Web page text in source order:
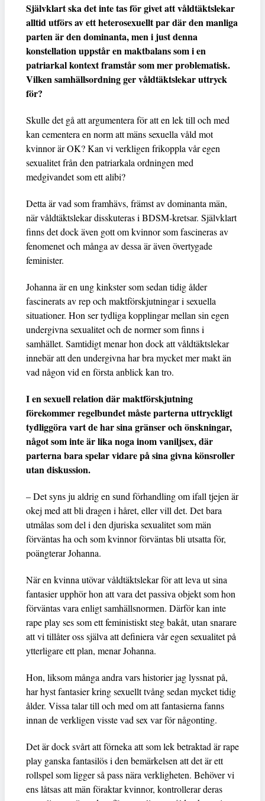
Självklart ska det inte tas för givet att våldtäktslekar
alltid utförs av ett heterosexuellt par där den manliga
parten är den dominanta, men i just denna
konstellation uppstår en maktbalans som i en
patriarkal kontext framstår som mer problematisk.
Vilken samhällsordning ger våldtäktslekar uttryck
för?
Skulle det gå att argumentera för att en lek till och med
kan cementera en norm att mäns sexuella våld mot
kvinnor är OK? Kan vi verkligen frikoppla vår egen
sexualitet från den patriarkala ordningen med
medgivandet som ett alibi?
Detta är vad som framhävs, främst av dominanta män,
när våldtäktslekar disskuteras i BDSM-kretsar. Självklart
finns det dock även gott om kvinnor som fascineras av
fenomenet och många av dessa är även övertygade
feminister.
Johanna är en ung kinkster som sedan tidig ålder
fascinerats av rep och maktförskjutningar i sexuella
situationer. Hon ser tydliga kopplingar mellan sin egen
undergivna sexualitet och de normer som finns i
samhället. Samtidigt menar hon dock att våldtäktslekar
innebär att den undergivna har bra mycket mer makt än
vad någon vid en första anblick kan tro.
I en sexuell relation där maktförskjutning
förekommer regelbundet måste parterna uttryckligt
tydliggöra vart de har sina gränser och önskningar,
något som inte är lika noga inom vaniljsex, där
parterna bara spelar vidare på sina givna könsroller
utan diskussion.
– Det syns ju aldrig en sund förhandling om ifall tjejen är
okej med att bli dragen i håret, eller vill det. Det bara
utmålas som del i den djuriska sexualitet som män
förväntas ha och som kvinnor förväntas bli utsatta för,
poängterar Johanna.
När en kvinna utövar våldtäktslekar för att leva ut sina
fantasier upphör hon att vara det passiva objekt som hon
förväntas vara enligt samhällsnormen. Därför kan inte
rape play ses som ett feministiskt steg bakåt, utan snarare
att vi tillåter oss själva att definiera vår egen sexualitet på
ytterligare ett plan, menar Johanna.
Hon, liksom många andra vars historier jag lyssnat på,
har hyst fantasier kring sexuellt tvång sedan mycket tidig
ålder. Vissa talar till och med om att fantasierna fanns
innan de verkligen visste vad sex var för någonting.
Det är dock svårt att förneka att som lek betraktad är rape
play ganska fantasilös i den bemärkelsen att det är ett
rollspel som ligger så pass nära verkligheten. Behöver vi
ens låtsas att män föraktar kvinnor, kontrollerar deras